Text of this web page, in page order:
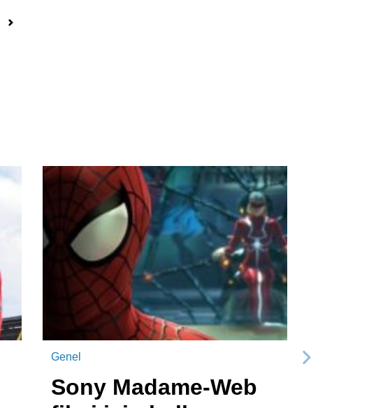
Genel
Sony Madame-Web
Sonraki